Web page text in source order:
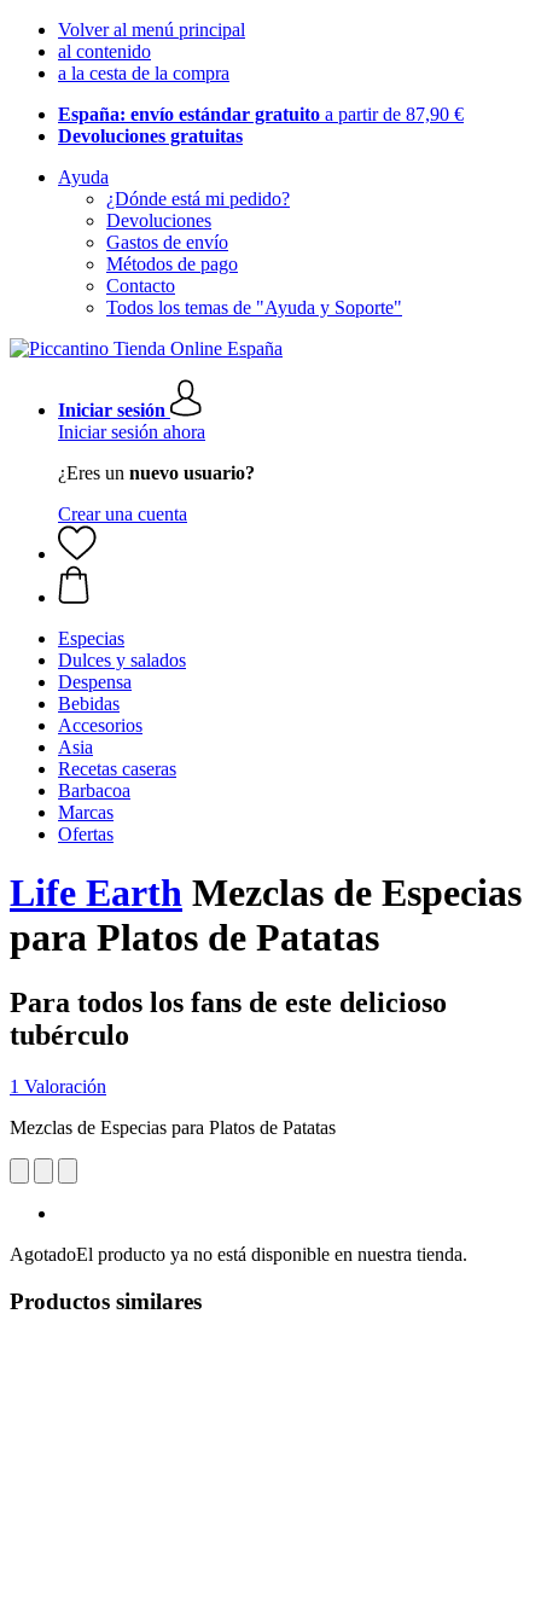
Volver al menú principal
al contenido
a la cesta de la compra
España: envío estándar gratuito a partir de 87,90 €
Devoluciones gratuitas
Ayuda
¿Dónde está mi pedido?
Devoluciones
Gastos de envío
Métodos de pago
Contacto
Todos los temas de "Ayuda y Soporte"
Iniciar sesión
Iniciar sesión ahora
¿Eres un nuevo usuario?
Crear una cuenta
Especias
Dulces y salados
Despensa
Bebidas
Accesorios
Asia
Recetas caseras
Barbacoa
Marcas
Ofertas
Life Earth Mezclas de Especias
para Platos de Patatas
Para todos los fans de este delicioso
tubérculo
1 Valoración
Mezclas de Especias para Platos de Patatas
AgotadoEl producto ya no está disponible en nuestra tienda.
Productos similares